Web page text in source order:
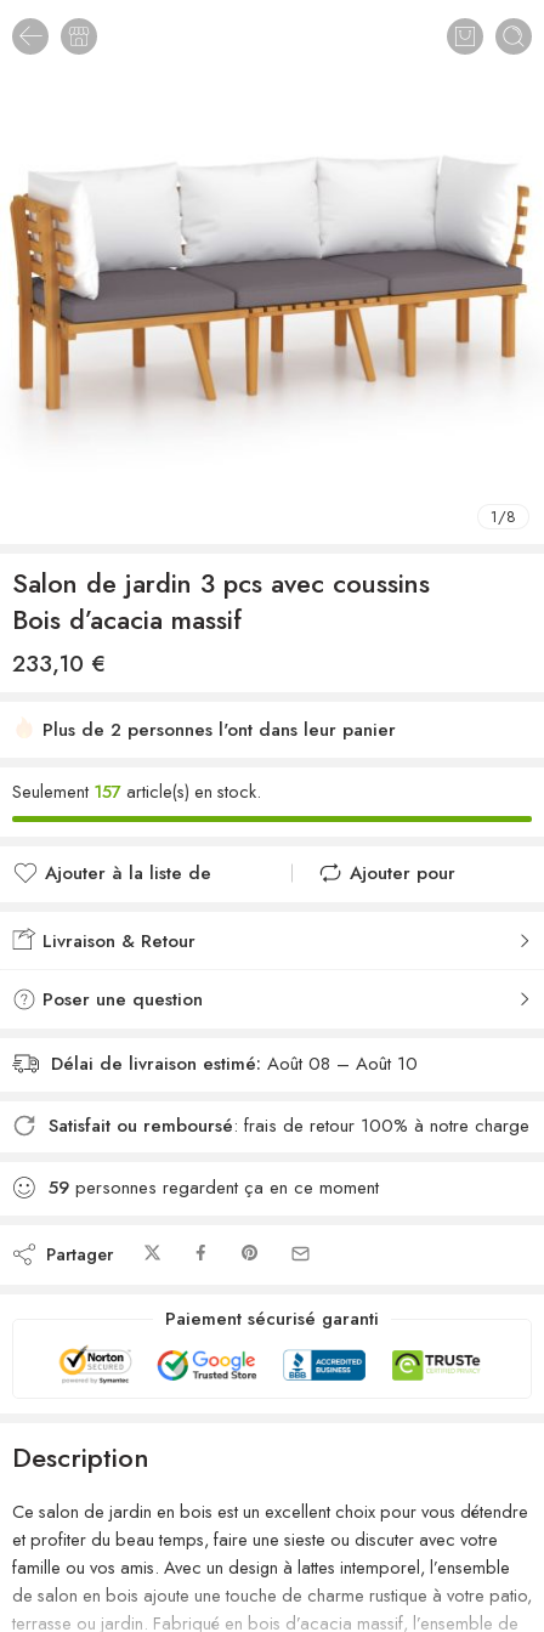
1/8
Salon de jardin 3 pcs avec coussins
Bois d’acacia massif
233,10 €
Plus de 2 personnes l'ont dans leur panier
Seulement 157article(s) en stock.
Ajouter à la liste de
Ajouté à la liste de
Ajouter pour
Livraison & Retour
Poser une question
Délai de livraison estimé: Août 08 – Août 10
Satisfait ou remboursé: frais de retour 100% à notre charge
59 personnes regardent ça en ce moment
Partager
Paiement sécurisé garanti
Description
Ce salon de jardin en bois est un excellent choix pour vous détendre
et profiter du beau temps, faire une sieste ou discuter avec votre
famille ou vos amis. Avec un design à lattes intemporel, l’ensemble
de salon en bois ajoute une touche de charme rustique à votre patio,
terrasse ou jardin. Fabriqué en bois d’acacia massif, l’ensemble de